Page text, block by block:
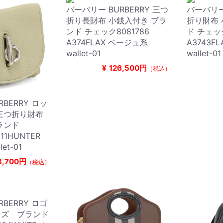
ロッ
つ折り財布
ンド
01
円 （税込）
バーバリー BURBERRY 三つ
折り長財布 小銭入付き ブラ
ンド チェック8081786
A374FLAX ベージュ系
wallet-01
¥ 126,500円 （税込）
バーバリ
折り財布
ド チェ
wallet-01
ロゴ
ブランド